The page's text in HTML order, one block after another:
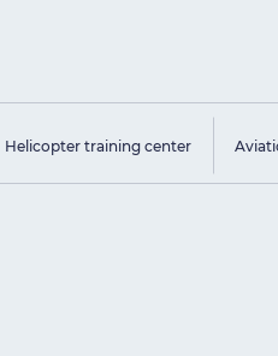
Helicopter training center